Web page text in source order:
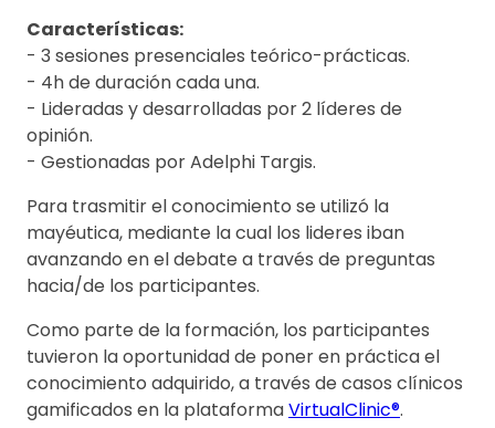
Características:
- 3 sesiones presenciales teórico-prácticas.
- 4h de duración cada una.
- Lideradas y desarrolladas por 2 líderes de
opinión.
- Gestionadas por Adelphi Targis.
Para trasmitir el conocimiento se utilizó la
mayéutica, mediante la cual los lideres iban
avanzando en el debate a través de preguntas
hacia/de los participantes.
Como parte de la formación, los participantes
tuvieron la oportunidad de poner en práctica el
conocimiento adquirido, a través de casos clínicos
gamificados en la plataformaVirtualClinic®.